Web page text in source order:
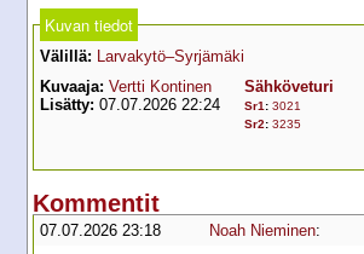
Kuvan tiedot
Välillä: Larvakytö–Syrjämäki
Kuvaaja: Vertti Kontinen
Lisätty: 07.07.2026 22:24
Sähköveturi
Sr1 : 3021
Sr2: 3235
Kommentit
07.07.2026 23:18 Noah Nieminen: